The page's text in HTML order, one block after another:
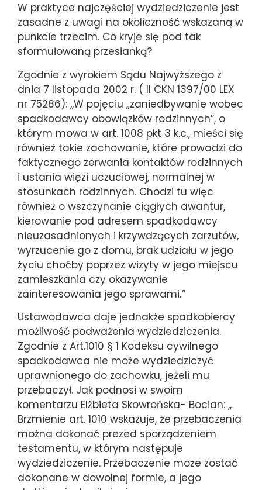
W praktyce najczęściej wydziedziczenie jest
zasadne z uwagi na okoliczność wskazaną w
punkcie trzecim. Co kryje się pod tak
sformułowaną przesłanką?
Zgodnie z wyrokiem Sądu Najwyższego z
dnia 7 listopada 2002 r. ( II CKN 1397/00 LEX
nr 75286): ,,W pojęciu „zaniedbywanie wobec
spadkodawcy obowiązków rodzinnych”, o
którym mowa w art. 1008 pkt 3 k.c., mieści się
również takie zachowanie, które prowadzi do
faktycznego zerwania kontaktów rodzinnych
i ustania więzi uczuciowej, normalnej w
stosunkach rodzinnych. Chodzi tu więc
również o wszczynanie ciągłych awantur,
kierowanie pod adresem spadkodawcy
nieuzasadnionych i krzywdzących zarzutów,
wyrzucenie go z domu, brak udziału w jego
życiu choćby poprzez wizyty w jego miejscu
zamieszkania czy okazywanie
zainteresowania jego sprawami.”
Ustawodawca daje jednakże spadkobiercy
możliwość podważenia wydziedziczenia.
Zgodnie z Art.1010 § 1 Kodeksu cywilnego
spadkodawca nie może wydziedziczyć
uprawnionego do zachowku, jeżeli mu
przebaczył. Jak podnosi w swoim
komentarzu Elżbieta Skowrońska- Bocian: ,,
Brzmienie art. 1010 wskazuje, że przebaczenia
można dokonać prezed sporządzeniem
testamentu, w którym następuje
wydziedziczenie. Przebaczenie może zostać
dokonane w dowolnej formie, a jego